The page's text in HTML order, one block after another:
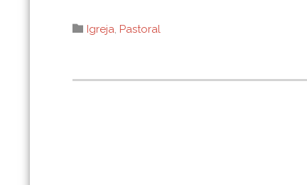
 Category
Igreja, Pastoral